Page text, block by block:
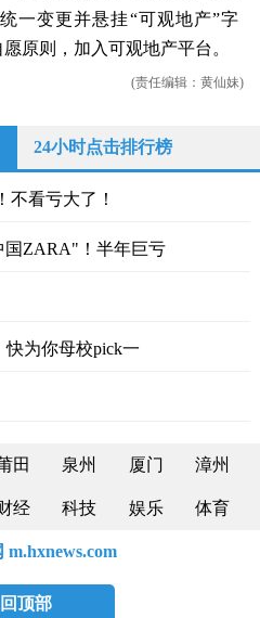
一变更并悬挂“可观地产”字
原则，加入可观地产平台。
(责任编辑：黄仙妹)
24小时点击排行榜
不看亏大了！
国ZARA"！半年巨亏
为你母校pick一
田 泉州 厦门 漳州
经 科技 娱乐 体育
m.hxnews.com
顶部